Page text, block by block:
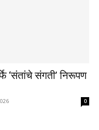
‘संतांचे संगती’ निरूपण
0